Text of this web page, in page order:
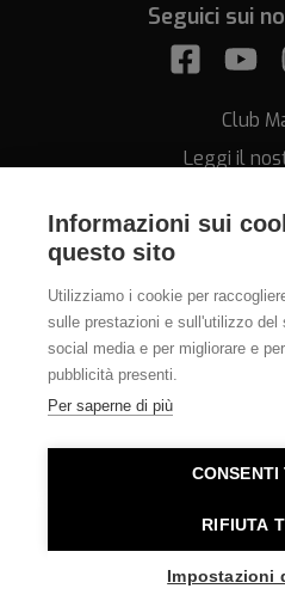
Informazioni sui
questo sito
Utilizziamo i cookie per
sulle prestazioni e sull'utilizzo del
social media e per migliorare e
pubblicità presenti.
Per saperne di più
CONSENTI
RIFIUTA
Impostazioni
Seguici sui
Club
Leggi il
Orologeria Majer di Alessi